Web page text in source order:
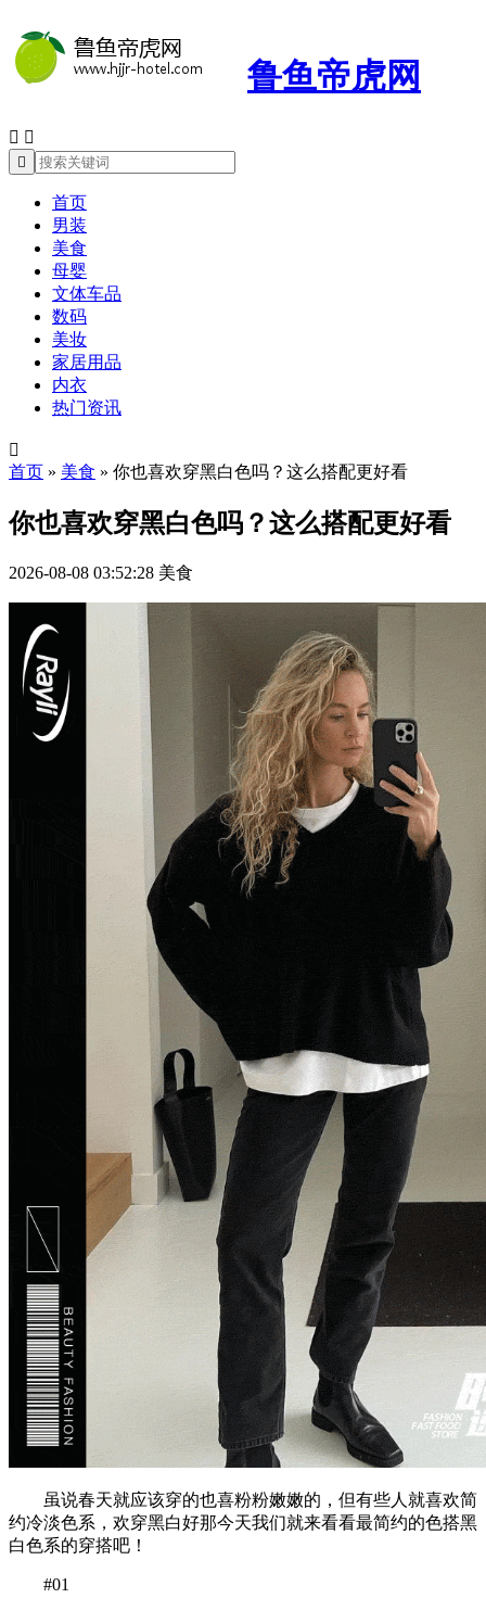
鲁鱼帝虎网
 

首页
男装
美食
母婴
文体车品
数码
美妆
家居用品
内衣
热门资讯

首页 » 美食 » 你也喜欢穿黑白色吗？这么搭配更好看
你也喜欢穿黑白色吗？这么搭配更好看
2026-08-08 03:52:28 美食
虽说春天就应该穿的也喜粉粉嫩嫩的，但有些人就喜欢简
约冷淡色系，欢穿黑白好那今天我们就来看看最简约的色搭黑
白色系的穿搭吧！
#01